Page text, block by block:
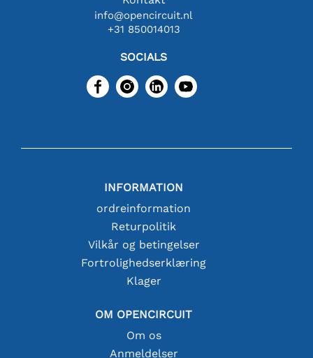
info@opencircuit.nl
+31 850014013
SOCIALS
INFORMATION
ordreinformation
Returpolitik
Vilkår og betingelser
Fortrolighedserklæring
Klager
OM OPENCIRCUIT
Om os
Anmeldelser